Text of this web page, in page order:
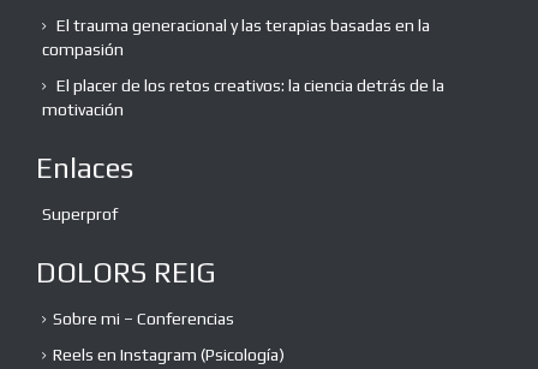
El trauma generacional y las terapias basadas en la
compasión
El placer de los retos creativos: la ciencia detrás de la
motivación
Enlaces
Superprof
DOLORS REIG
Sobre mi – Conferencias
Reels en Instagram (Psicología)